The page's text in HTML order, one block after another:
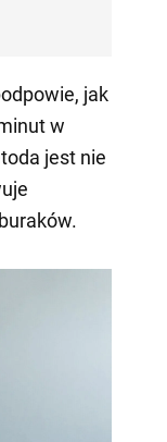
jak
w
jest nie